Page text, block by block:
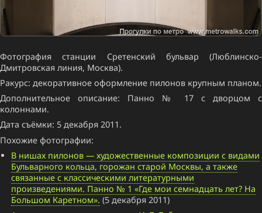
Фотография станции Сретенский бульвар (Люблинско-
Дмитровская линия, Москва).
Ракурс: декоративное оформление пилонов крупным планом.
Дополнительное описание: Панно № 17 с дворцом с
колоннами.
Дата съёмки: 5 декабря 2011.
Похожие фотографии:
В нишах пилонов — художественные композиции с видами
Бульварного кольца, горожан старой Москвы, а также
связанные с классическими литературными
произведениями. Панно № 1 «Где мои семнадцать лет? На
Большом Каретном». (5 декабря 2011)